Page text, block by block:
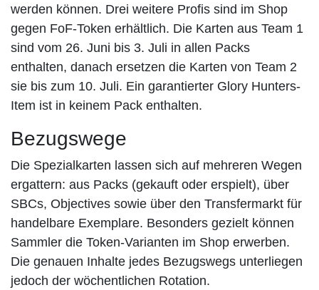
werden können. Drei weitere Profis sind im Shop
gegen FoF-Token erhältlich. Die Karten aus Team 1
sind vom 26. Juni bis 3. Juli in allen Packs
enthalten, danach ersetzen die Karten von Team 2
sie bis zum 10. Juli. Ein garantierter Glory Hunters-
Item ist in keinem Pack enthalten.
Bezugswege
Die Spezialkarten lassen sich auf mehreren Wegen
ergattern: aus Packs (gekauft oder erspielt), über
SBCs, Objectives sowie über den Transfermarkt für
handelbare Exemplare. Besonders gezielt können
Sammler die Token-Varianten im Shop erwerben.
Die genauen Inhalte jedes Bezugswegs unterliegen
jedoch der wöchentlichen Rotation.